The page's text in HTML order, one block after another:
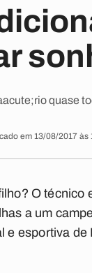
quase
em 13/08/2017 às
O
a um
e esportiva de